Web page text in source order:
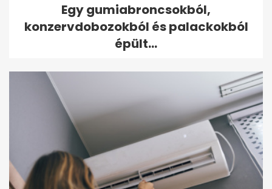
Egy gumiabroncsokból,
konzervdobozokból és palackokból
épült...